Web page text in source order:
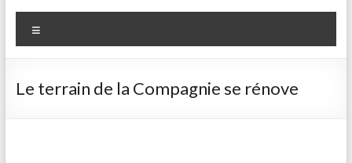
Compagnie
d'arc de
Saint
Le terrain de la Compagnie se rénove